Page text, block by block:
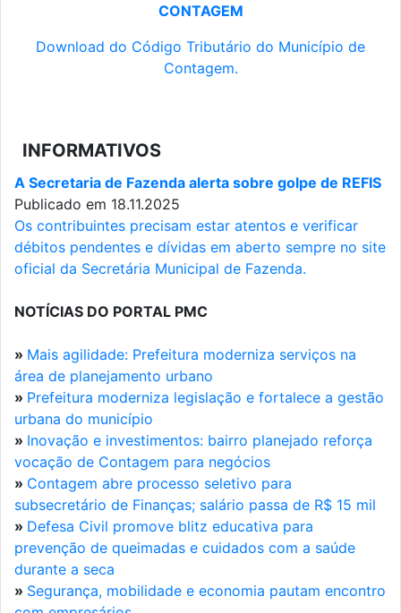
CONTAGEM
Download do Código Tributário do Município de
Contagem.
INFORMATIVOS
A Secretaria de Fazenda alerta sobre golpe de REFIS
Publicado em 18.11.2025
Os contribuintes precisam estar atentos e verificar
débitos pendentes e dívidas em aberto sempre no site
oficial da Secretária Municipal de Fazenda.
NOTÍCIAS DO PORTAL PMC
» Mais agilidade: Prefeitura moderniza serviços na
área de planejamento urbano
» Prefeitura moderniza legislação e fortalece a gestão
urbana do município
» Inovação e investimentos: bairro planejado reforça
vocação de Contagem para negócios
» Contagem abre processo seletivo para
subsecretário de Finanças; salário passa de R$ 15 mil
» Defesa Civil promove blitz educativa para
prevenção de queimadas e cuidados com a saúde
durante a seca
» Segurança, mobilidade e economia pautam encontro